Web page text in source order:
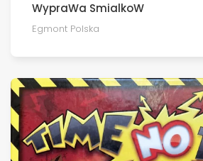
WypraWa SmialkoW
Egmont Polska